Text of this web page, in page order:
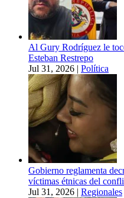
Al Gury Rodríguez le
Esteban Restrepo
Jul 31, 2026 | Política
Gobierno reglamenta
víctimas étnicas del
Jul 31, 2026 | Regionales